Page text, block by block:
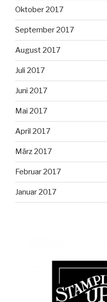
Oktober 2017
September 2017
August 2017
Juli 2017
Juni 2017
Mai 2017
April 2017
März 2017
Februar 2017
Januar 2017